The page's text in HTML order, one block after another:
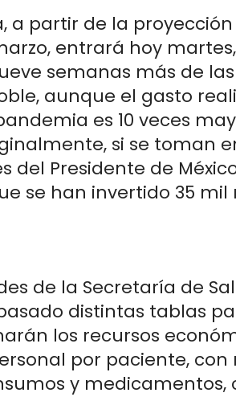
a partir de la
entrará hoy
semanas más de
aunque el gasto
es 10 veces
si se toman
del Presidente de
se han invertido 35 mil
de la Secretaría de
distintas tablas
los recursos
por paciente, con
y medicamentos,